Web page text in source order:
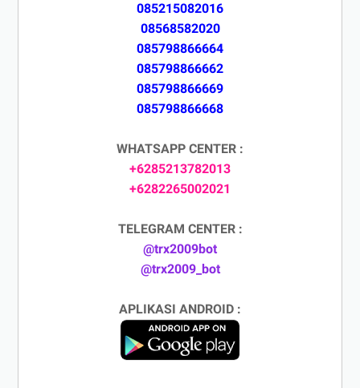
085215082016
08568582020
085798866664
085798866662
085798866669
085798866668
WHATSAPP CENTER :
+6285213782013
+6282265002021
TELEGRAM CENTER :
@trx2009bot
@trx2009_bot
APLIKASI ANDROID :